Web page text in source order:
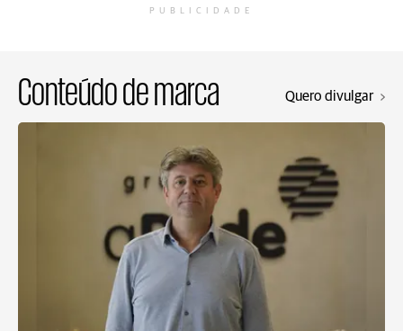
PUBLICIDADE
Conteúdo de marca Quero divulgar